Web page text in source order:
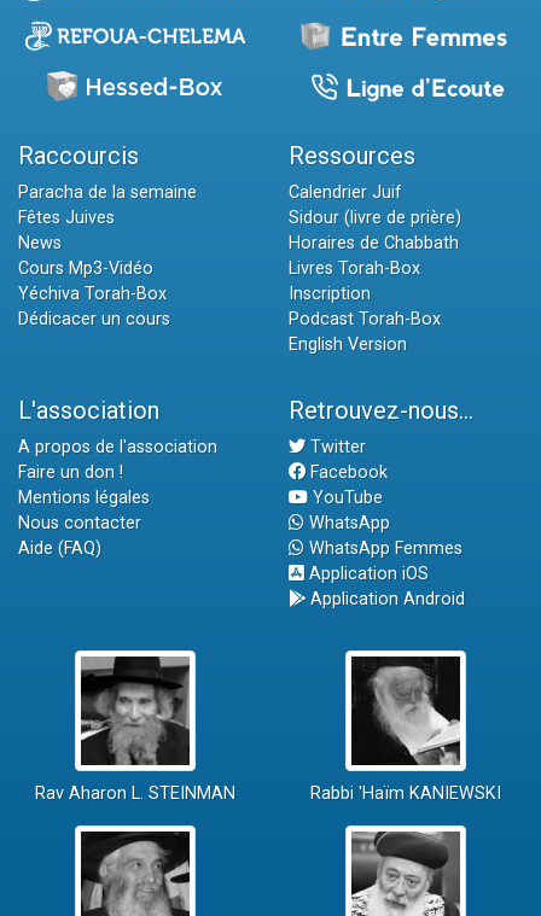
Raccourcis
Paracha de la semaine
Fêtes Juives
News
Cours Mp3-Vidéo
Yéchiva Torah-Box
Dédicacer un cours
Ressources
Calendrier Juif
Sidour (livre de prière)
Horaires de Chabbath
Livres Torah-Box
Inscription
Podcast Torah-Box
English Version
L'association
A propos de l'association
Faire un don !
Mentions légales
Nous contacter
Aide (FAQ)
Retrouvez-nous...
Twitter
Facebook
YouTube
WhatsApp
WhatsApp Femmes
Application iOS
Application Android
Rav Aharon L. STEINMAN Rabbi 'Haïm KANIEWSKI